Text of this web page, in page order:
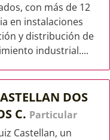
con más de 12
en instalaciones
y distribución de
industrial....
DOS
C. Particular
Castellan, un